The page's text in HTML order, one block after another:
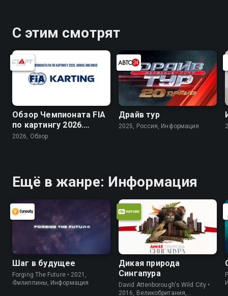
С этим смотрят
Обзор Чемпионата FIA
по картингу 2026.
Arrive and Drive
2026, Обзор
Драйв тур
2025, Россия, Информация
Ещё в жанре: Информация
Шаг в будущее
Forging The Future • 2021,
Филиппины, Информация
Дикая природа
Сингапура
David Attenborough's Wild City •
2016, Великобритания,